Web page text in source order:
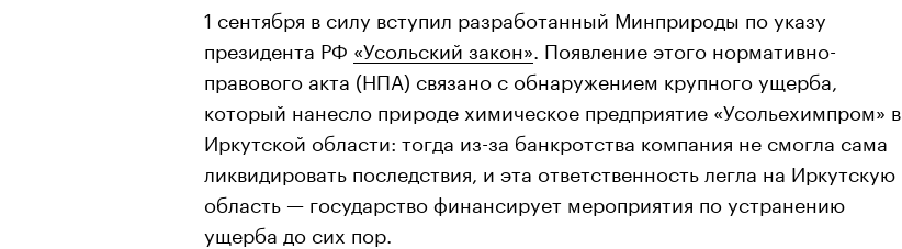
1 сентября в силу вступил разработанный Минприроды по указу
президента РФ «Усольский закон» . Появление этого нормативно-
правового акта (НПА) связано с обнаружением крупного ущерба,
который нанесло природе химическое предприятие «Усольехимпром» в
Иркутской области: тогда из-за банкротства компания не смогла сама
ликвидировать последствия, и эта ответственность легла на Иркутскую
область — государство финансирует мероприятия по устранению
ущерба до сих пор.